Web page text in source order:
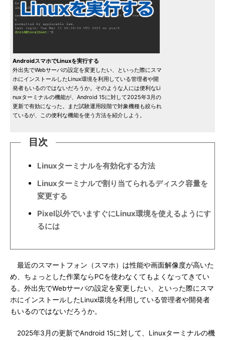
AndroidスマホでLinuxを実行する
外出先でWebサーバの設定を変更したい、といった際にスマ
ホにインストールしたLinux環境を利用している管理者や開
発者もいるのではないだろうか。そのような人には便利なLi
nuxターミナルの機能が、Android 15に対して2025年3月の
更新で有効になった。まだ試験運用段階で対象機種も絞られ
ているが、この便利な機能を使う方法を紹介しよう。
目次
Linuxターミナルを有効化する方法
Linuxターミナルで割り当てられるディスク容量を
変更する
Pixel以外でいますぐにLinux環境を使えるようにす
るには
最近のスマートフォン（スマホ）は性能や画面解像度が高いた
め、ちょっとした作業ならPCを使わなくてもよくなってきてい
る。外出先でWebサーバの設定を変更したい、といった際にスマ
ホにインストールしたLinux環境を利用している管理者や開発者
もいるのではないだろうか。
2025年3月の更新でAndroid 15に対して、Linuxターミナルの機